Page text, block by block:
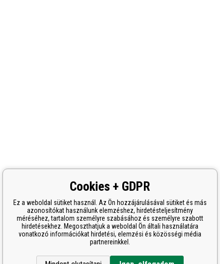
Cookies + GDPR
Ez a weboldal sütiket használ. Az Ön hozzájárulásával sütiket és más
azonosítókat használunk elemzéshez, hirdetésteljesítmény
méréséhez, tartalom személyre szabásához és személyre szabott
hirdetésekhez. Megoszthatjuk a weboldal Ön általi használatára
vonatkozó információkat hirdetési, elemzési és közösségi média
partnereinkkel.